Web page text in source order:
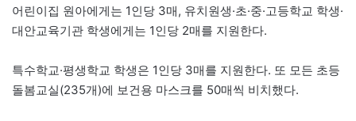
어린이집 원아에게는 1인당 3매, 유치원생·초·중·고등학교 학생·
대안교육기관 학생에게는 1인당 2매를 지원한다.
특수학교·평생학교 학생은 1인당 3매를 지원한다. 또 모든 초등
돌봄교실(235개)에 보건용 마스크를 50매씩 비치했다.